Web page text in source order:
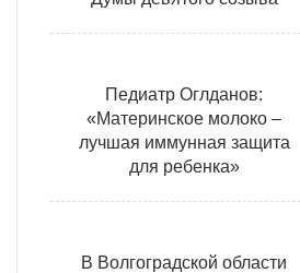
Педиатр Оглданов:
«Материнское молоко –
лучшая иммунная защита
для ребенка»
В Волгоградской области